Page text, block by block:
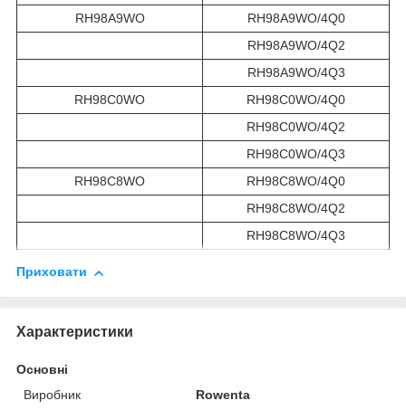
RH98A9WO
RH98A9WO/4Q0
RH98A9WO/4Q2
RH98A9WO/4Q3
RH98C0WO
RH98C0WO/4Q0
RH98C0WO/4Q2
RH98C0WO/4Q3
RH98C8WO
RH98C8WO/4Q0
RH98C8WO/4Q2
RH98C8WO/4Q3
Приховати
Характеристики
Основні
Виробник
Rowenta